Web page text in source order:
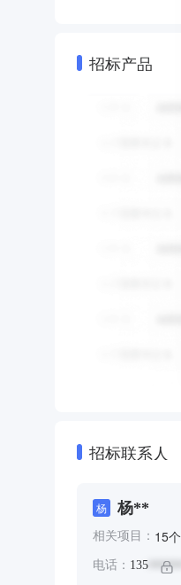
招标产品
招标联系人
杨 杨**
相关项目： 15个
电话： 135 ******